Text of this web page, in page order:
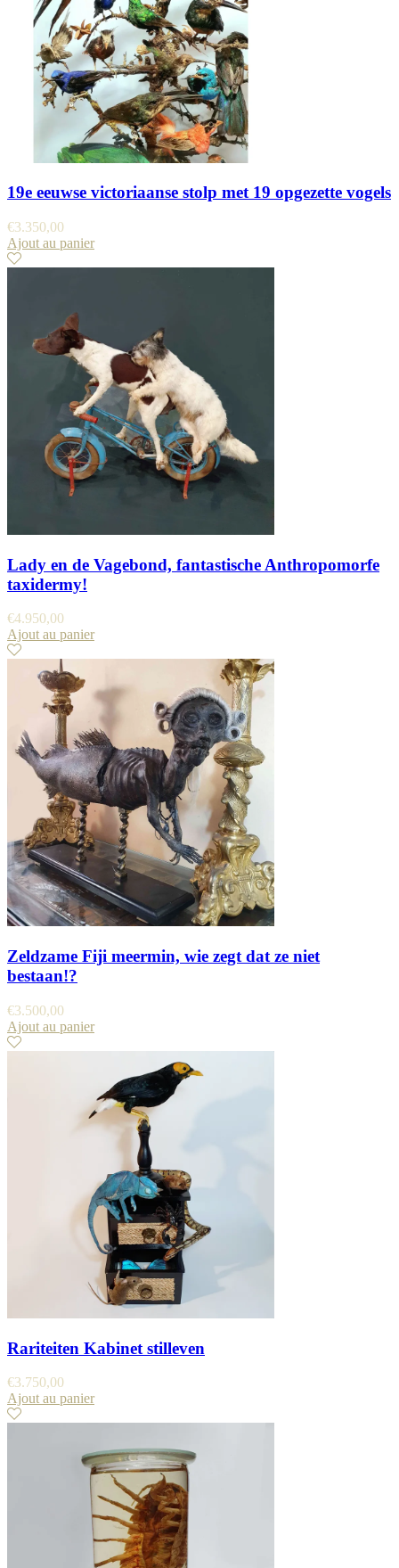
19e eeuwse victoriaanse stolp met 19 opgezette vogels
€3.350,00
Ajout au panier
Lady en de Vagebond, fantastische Anthropomorfe
taxidermy!
€4.950,00
Ajout au panier
Zeldzame Fiji meermin, wie zegt dat ze niet
bestaan!?
€3.500,00
Ajout au panier
Rariteiten Kabinet stilleven
€3.750,00
Ajout au panier